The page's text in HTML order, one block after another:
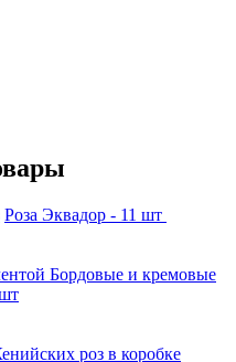
Роза Эквадор - 11 шт
Бордовые и кремовые